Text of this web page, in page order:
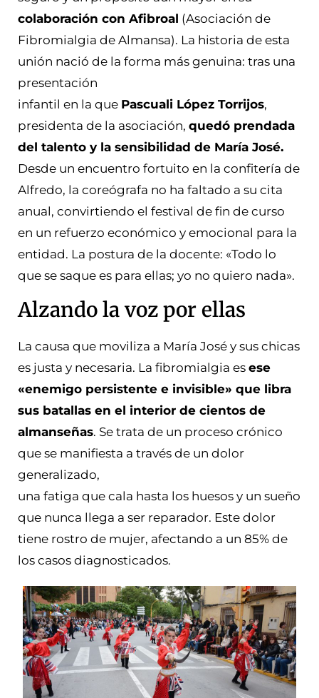
colaboración con Afibroal (Asociación de
Fibromialgia de Almansa). La historia de esta
unión nació de la forma más genuina: tras una
presentación
infantil en la que Pascuali López Torrijos,
presidenta de la asociación, quedó prendada
del talento y la sensibilidad de María José.
Desde un encuentro fortuito en la confitería de
Alfredo, la coreógrafa no ha faltado a su cita
anual, convirtiendo el festival de fin de curso
en un refuerzo económico y emocional para la
entidad. La postura de la docente: «Todo lo
que se saque es para ellas; yo no quiero nada».
Alzando la voz por ellas
La causa que moviliza a María José y sus chicas
es justa y necesaria. La fibromialgia es ese
«enemigo persistente e invisible» que libra
sus batallas en el interior de cientos de
almanseñas. Se trata de un proceso crónico
que se manifiesta a través de un dolor
generalizado,
una fatiga que cala hasta los huesos y un sueño
que nunca llega a ser reparador. Este dolor
tiene rostro de mujer, afectando a un 85% de
los casos diagnosticados.